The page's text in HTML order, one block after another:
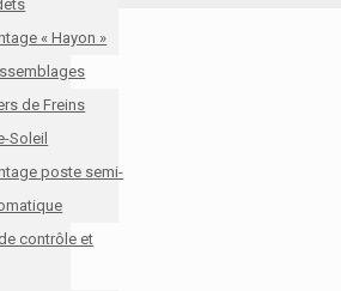
« Hayon »
de Freins
Soleil
poste semi-
contrôle et